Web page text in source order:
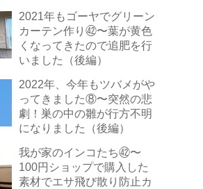
2021年もゴーヤでグリーン
カーテン作り㊷〜葉が黄色
くなってきたので追肥を行
いました（後編）
2022年、今年もツバメがや
ってきました⑧〜突然の悲
劇！巣の中の雛が行方不明
になりました（後編）
我が家のインコたち㊷〜
100円ショップで購入した
素材でエサ飛び散り防止カ